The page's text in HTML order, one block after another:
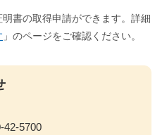
書の取得申請ができます。詳細
」のページをご確認ください。
42-5700